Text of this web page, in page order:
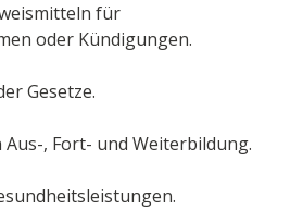
für
oder Kündigungen.
Gesetze.
, Fort- und Weiterbildung.